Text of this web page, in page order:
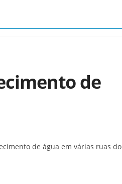
de
de água em várias ruas do